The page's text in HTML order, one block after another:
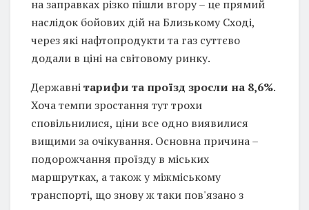
на заправках різко пішли вгору – це прямий
наслідок бойових дій на Близькому Сході,
через які нафтопродукти та газ суттєво
додали в ціні на світовому ринку.
Державнітарифи та проїзд зросли на 8,6%.
Хоча темпи зростання тут трохи
сповільнилися, ціни все одно виявилися
вищими за очікування. Основна причина –
подорожчання проїзду в міських
маршрутках, а також у міжміському
транспорті, що знову ж таки пов'язано з